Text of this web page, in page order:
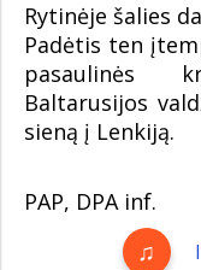
Rytinėje šalies
Padėtis ten
pasaulinės
Baltarusijos
sieną į Lenkiją.
PAP, DPA inf.